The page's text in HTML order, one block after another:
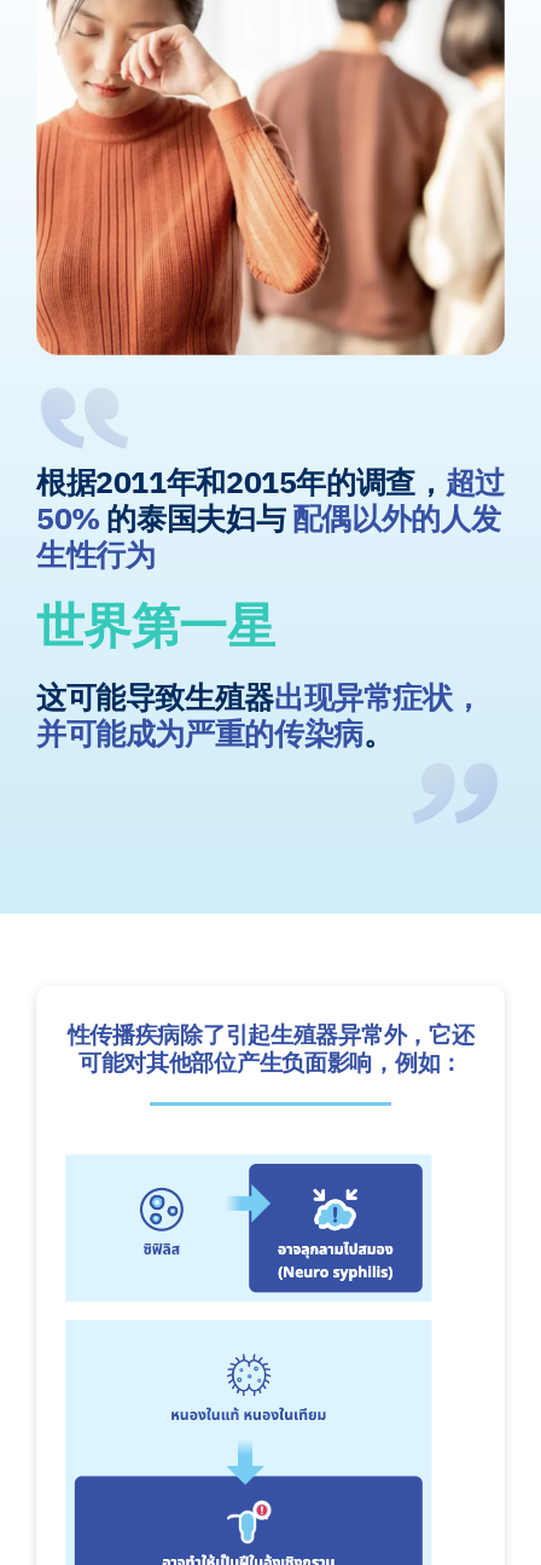
根据2011年和2015年的调查， 超过
50%的泰国夫妇与配偶以外的人发
生性行为
世界第一星
这可能导致生殖器出现异常症状，
并可能成为严重的传染病。
性传播疾病除了引起生殖器异常外，它还
可能对其他部位产生负面影响，例如：